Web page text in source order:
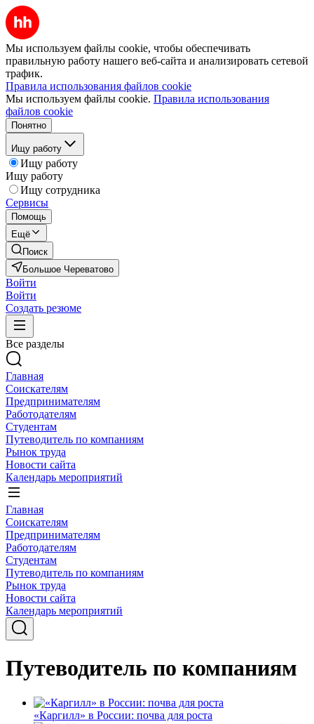
Мы используем файлы cookie, чтобы обеспечивать
правильную работу нашего веб-сайта и анализировать сетевой
трафик.
Правила использования файлов cookie
Мы используем файлы cookie. Правила использования
файлов cookie
Понятно
Ищу работу
Ищу работу
Ищу работу
Ищу сотрудника
Сервисы
Помощь
Ещё
Поиск
Большое Череватово
Войти
Войти
Создать резюме
Все разделы
Главная
Соискателям
Предпринимателям
Работодателям
Студентам
Путеводитель по компаниям
Рынок труда
Новости сайта
Календарь мероприятий
Главная
Соискателям
Предпринимателям
Работодателям
Студентам
Путеводитель по компаниям
Рынок труда
Новости сайта
Календарь мероприятий
Путеводитель по компаниям
«Каргилл» в России: почва для роста